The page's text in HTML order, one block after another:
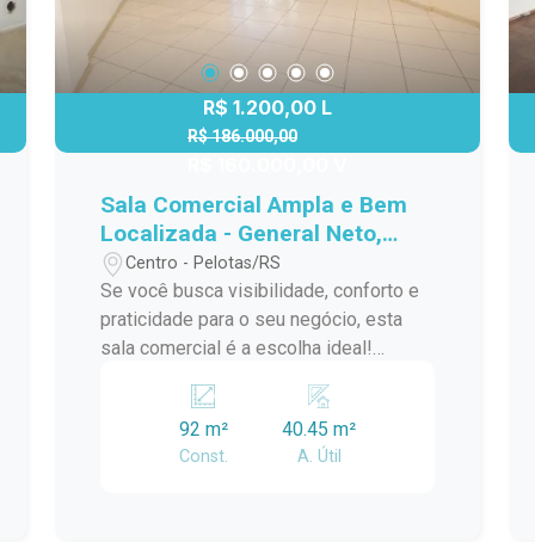
R$ 1.200,00 L
R$ 186.000,00
Sala Comercial Ampla e Bem
Localizada - General Neto,
Centro de Pelotas
Centro - Pelotas/RS
Se você busca visibilidade, conforto e
praticidade para o seu negócio, esta
sala comercial é a escolha ideal!
ao Curso Preparatório Michigan e
Kibeleza, e próxima à Rua Quinze de
Novembro, garante fácil acesso e
92 m²
Const.
40.45 m²
A. Útil